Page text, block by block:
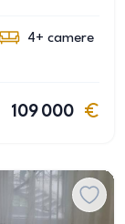
4+ camere
109 000